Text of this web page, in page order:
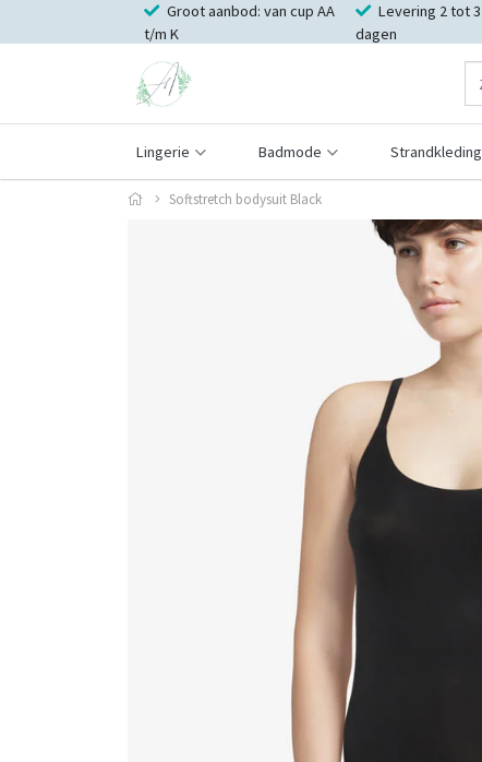
Groot aanbod: van cup AA
t/m K
Levering 2 tot 3
dagen
Lingerie Badmode Strandkleding
Softstretch bodysuit Black